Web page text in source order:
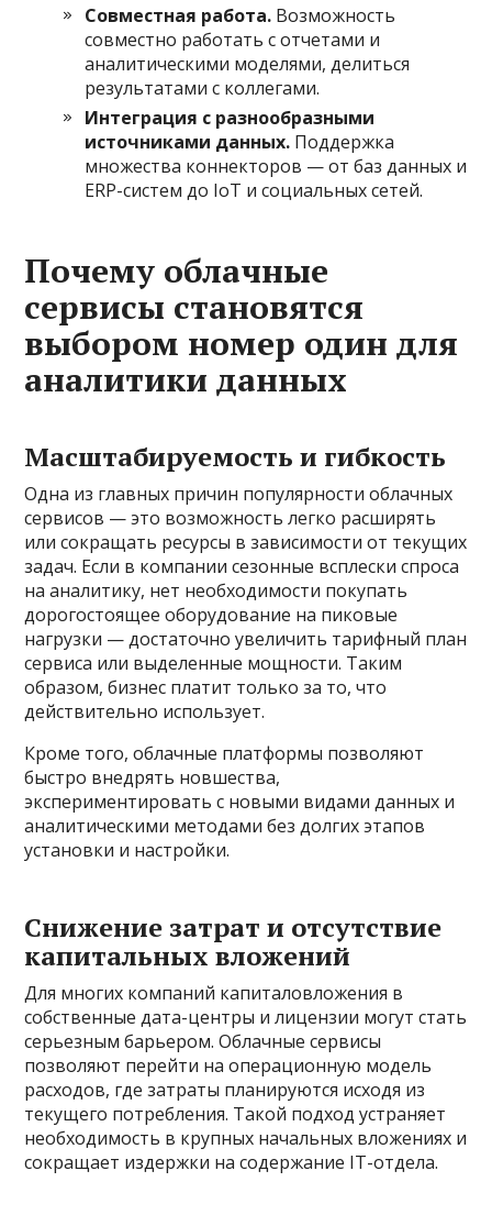
Совместная работа. Возможность
совместно работать с отчетами и
аналитическими моделями, делиться
результатами с коллегами.
Интеграция с разнообразными
источниками данных. Поддержка
множества коннекторов — от баз данных и
ERP-систем до IoT и социальных сетей.
Почему облачные
сервисы становятся
выбором номер один для
аналитики данных
Масштабируемость и гибкость
Одна из главных причин популярности облачных
сервисов — это возможность легко расширять
или сокращать ресурсы в зависимости от текущих
задач. Если в компании сезонные всплески спроса
на аналитику, нет необходимости покупать
дорогостоящее оборудование на пиковые
нагрузки — достаточно увеличить тарифный план
сервиса или выделенные мощности. Таким
образом, бизнес платит только за то, что
действительно использует.
Кроме того, облачные платформы позволяют
быстро внедрять новшества,
экспериментировать с новыми видами данных и
аналитическими методами без долгих этапов
установки и настройки.
Снижение затрат и отсутствие
капитальных вложений
Для многих компаний капиталовложения в
собственные дата-центры и лицензии могут стать
серьезным барьером. Облачные сервисы
позволяют перейти на операционную модель
расходов, где затраты планируются исходя из
текущего потребления. Такой подход устраняет
необходимость в крупных начальных вложениях и
сокращает издержки на содержание IT-отдела.